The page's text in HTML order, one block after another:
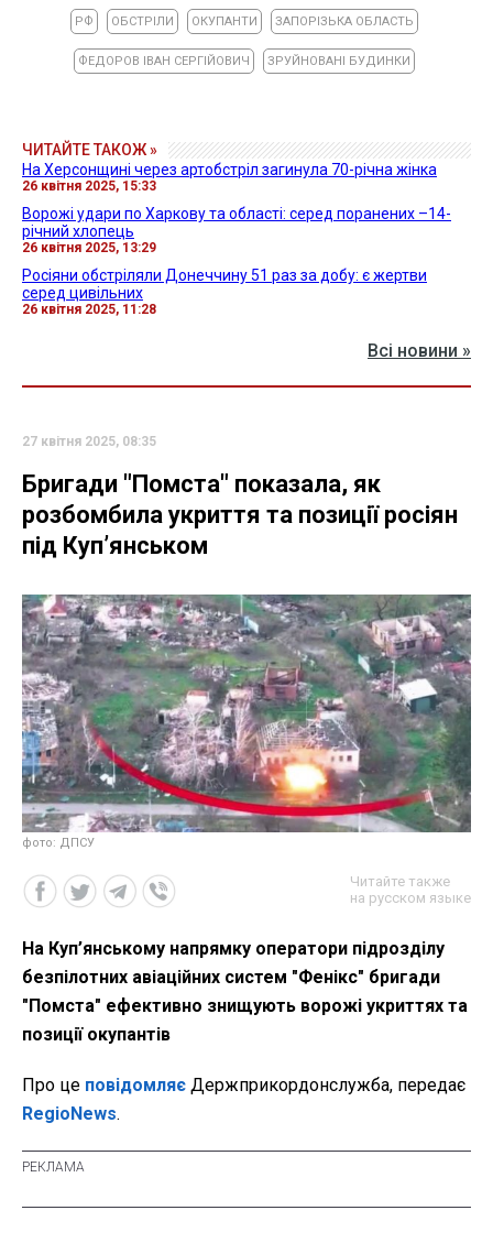
РФ ОБСТРІЛИ ОКУПАНТИ ЗАПОРІЗЬКА ОБЛАСТЬ
ФЕДОРОВ ІВАН СЕРГІЙОВИЧ ЗРУЙНОВАНІ БУДИНКИ
ЧИТАЙТЕ ТАКОЖ »
На Херсонщині через артобстріл загинула 70-річна жінка
26 квітня 2025, 15:33
Ворожі удари по Харкову та області: серед поранених –14-
річний хлопець
26 квітня 2025, 13:29
Росіяни обстріляли Донеччину 51 раз за добу: є жертви
серед цивільних
26 квітня 2025, 11:28
Всі новини »
27 квітня 2025, 08:35
Бригади "Помста" показала, як
розбомбила укриття та позиції росіян
під Куп’янськом
фото: ДПСУ
Читайте также
на русском языке
На Куп’янському напрямку оператори підрозділу
безпілотних авіаційних систем "Фенікс" бригади
"Помста" ефективно знищують ворожі укриттях та
позиції окупантів
Про це повідомляє Держприкордонслужба, передає
RegioNews.